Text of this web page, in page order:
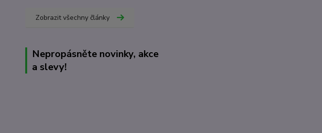
Zobrazit všechny články
Nepropásněte novinky, akce
a slevy!